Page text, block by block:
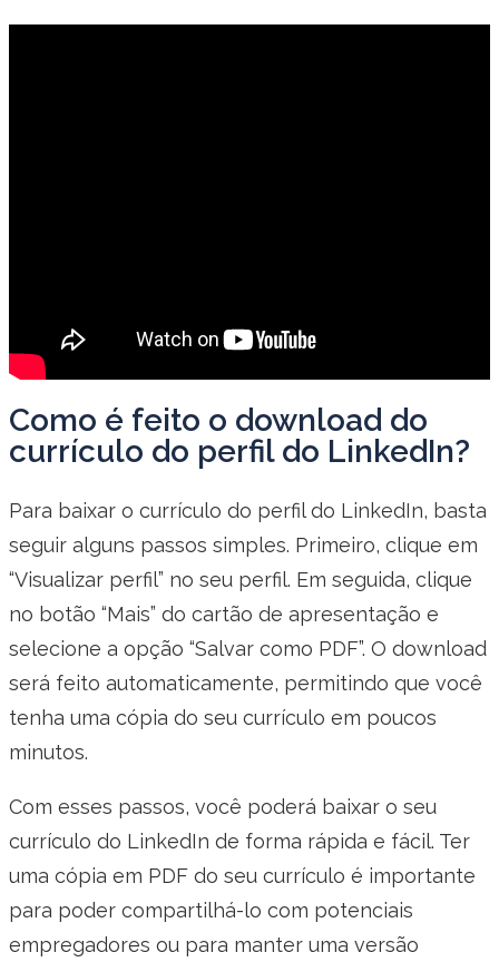
Como é feito o download do
currículo do perfil do LinkedIn?
Para baixar o currículo do perfil do LinkedIn, basta
seguir alguns passos simples. Primeiro, clique em
“Visualizar perfil” no seu perfil. Em seguida, clique
no botão “Mais” do cartão de apresentação e
selecione a opção “Salvar como PDF”. O download
será feito automaticamente, permitindo que você
tenha uma cópia do seu currículo em poucos
minutos.
Com esses passos, você poderá baixar o seu
currículo do LinkedIn de forma rápida e fácil. Ter
uma cópia em PDF do seu currículo é importante
para poder compartilhá-lo com potenciais
empregadores ou para manter uma versão